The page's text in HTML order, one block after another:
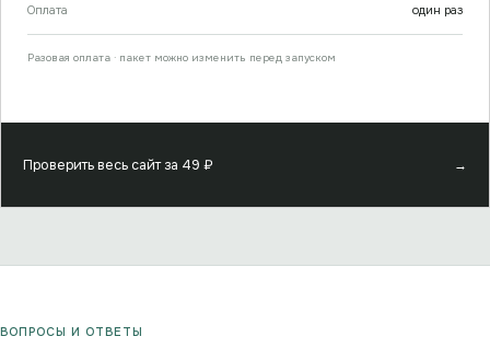
Оплата один раз
Разовая оплата · пакет можно изменить перед запуском
Проверить весь сайт за 49 ₽ →
ВОПРОСЫ И ОТВЕТЫ